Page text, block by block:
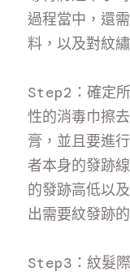
過程當中，還
料，以及對紋
Step2：確定
性的消毒巾擦
膏，並且要進
者本身的發跡
的發跡高低以
出需要紋發跡
Step3：紋髮